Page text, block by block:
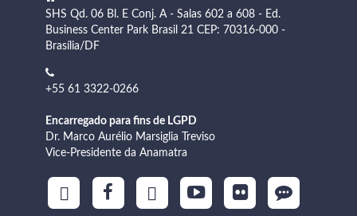
SHS Qd. 06 Bl. E Conj. A - Salas 602 a 608 - Ed.
Business Center Park Brasil 21 CEP: 70316-000 -
Brasília/DF
+55 61 3322-0266
Encarregado para fins de LGPD
Dr. Marco Aurélio Marsiglia Treviso
Vice-Presidente da Anamatra